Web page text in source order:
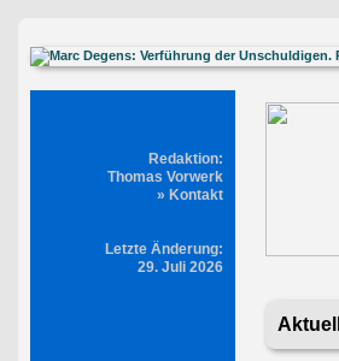
Redaktion:
Thomas Vorwerk
» Kontakt
Letzte Änderung:
29. Juli 2026